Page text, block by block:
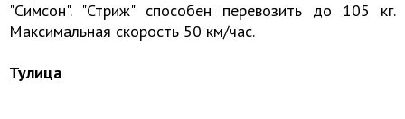
"Симсон". "Стриж" способен перевозить до 105 кг.
Максимальная скорость 50 км/час.
Тулица